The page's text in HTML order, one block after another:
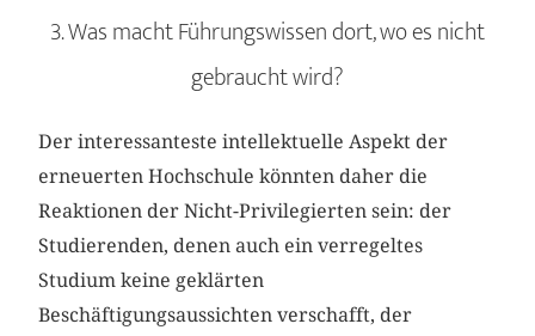
3. Was macht Führungswissen dort, wo es nicht
gebraucht wird?
Der interessanteste intellektuelle Aspekt der
erneuerten Hochschule könnten daher die
Reaktionen der Nicht-Privilegierten sein: der
Studierenden, denen auch ein verregeltes
Studium keine geklärten
Beschäftigungsaussichten verschafft, der